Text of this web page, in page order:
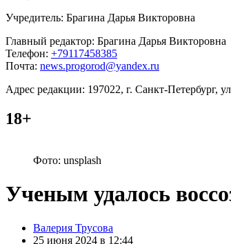
Учредитель: Брагина Дарья Викторовна
Главный редактор: Брагина Дарья Викторовна
Телефон: +79117458385
Почта: news.progorod@yandex.ru
Адрес редакции: 197022, г. Санкт-
18+
Фото: unsplash
Ученым удалось
Posted
by
Валерия Трусова
25 июня 2024 в 12:44